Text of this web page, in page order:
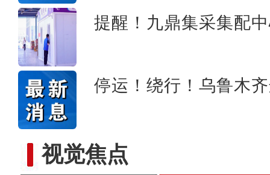
提醒！九鼎集采集配
停运！绕行！乌鲁木
视觉焦点以“阅读+文旅+非遗+农技”